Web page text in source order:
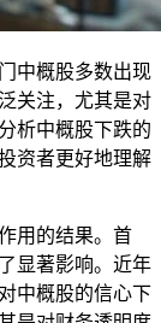
中概股多数出现
关注，尤其是对
析中概股下跌的
资者更好地理解
用的结果。首
显著影响。近年
中概股的信心下